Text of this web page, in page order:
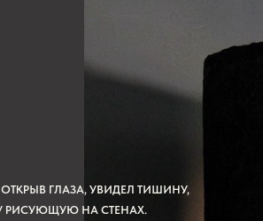
ГЛАЗА, УВИДЕЛ ТИШИНУ,
РИСУЮЩУЮ НА СТЕНАХ.